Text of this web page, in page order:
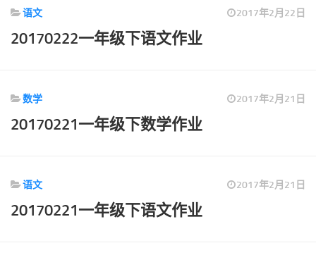
语文 2017年2月22日
20170222一年级下语文作业
数学 2017年2月21日
20170221一年级下数学作业
语文 2017年2月21日
20170221一年级下语文作业